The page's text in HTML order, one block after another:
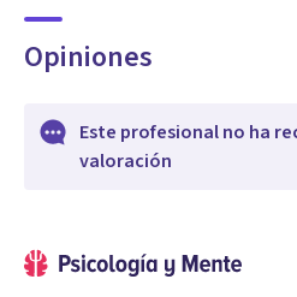
Opiniones
Este profesional no ha
valoración